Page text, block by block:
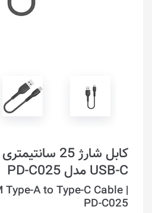
USB-C مدل PD-C025
Type-A to Type-C Cable |
PD-C025